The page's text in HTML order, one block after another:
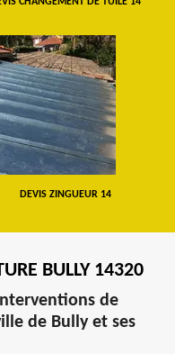
DEVIS ZINGUEUR 14
BULLY 14320
de
de Bully et ses